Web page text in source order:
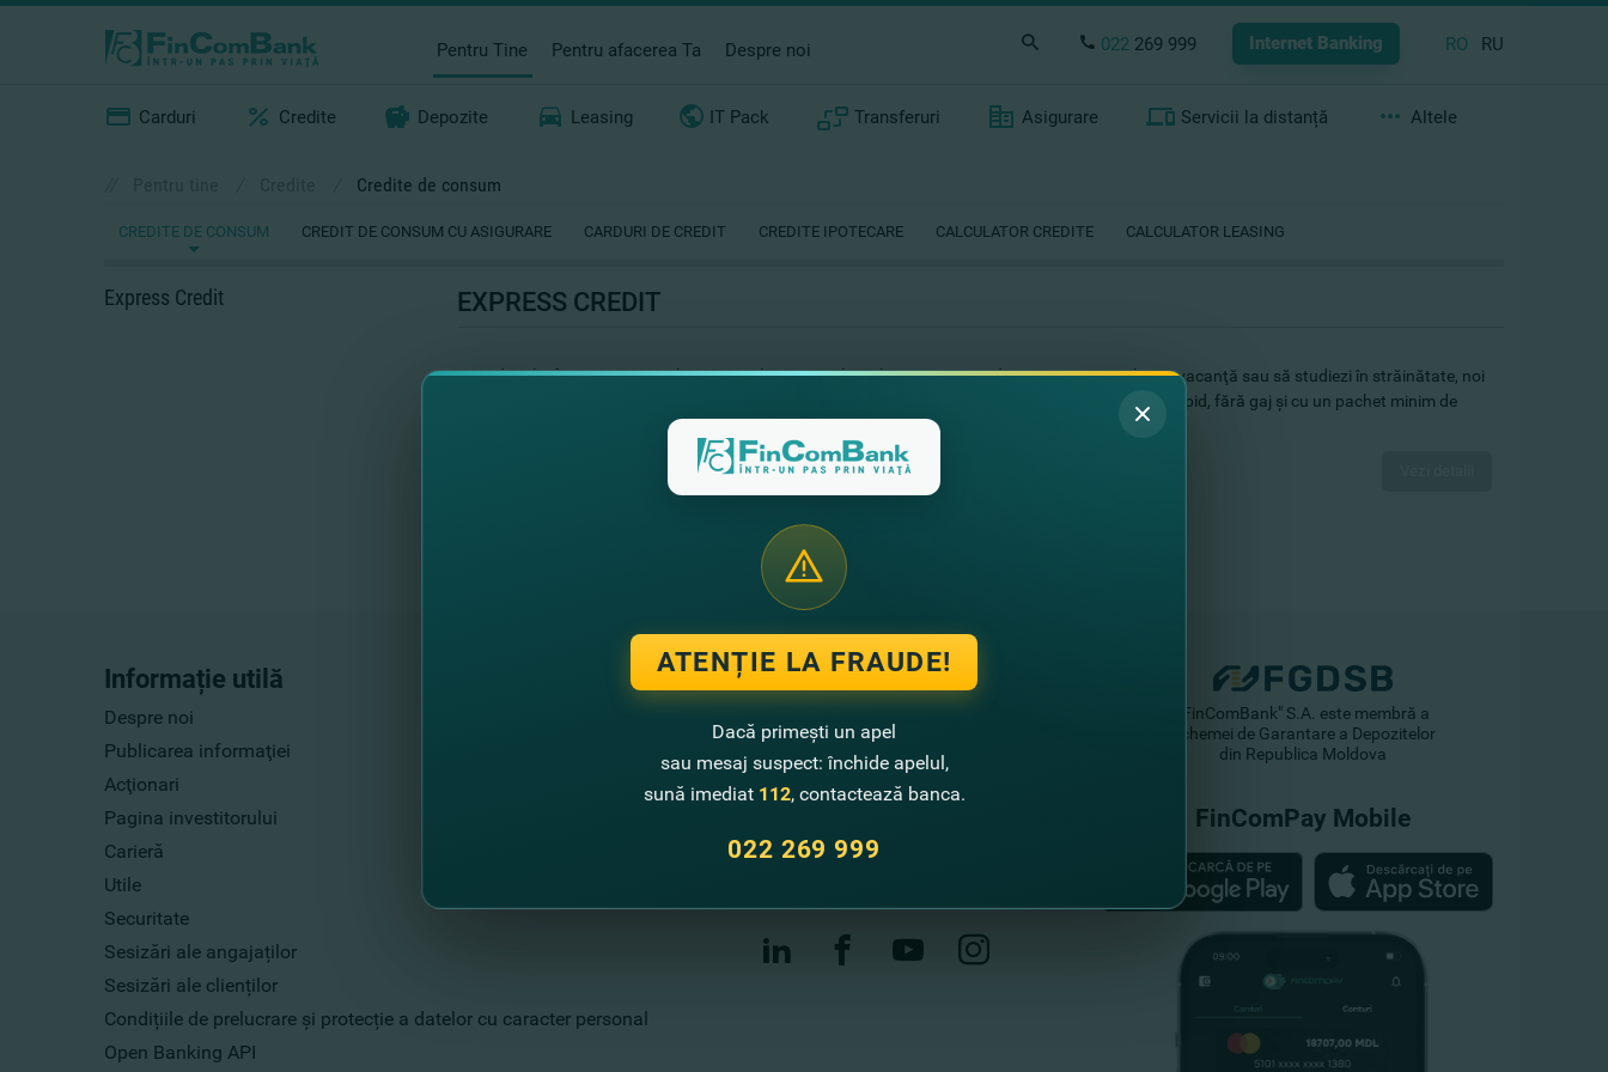
Pentru Tine Pentru afacerea Ta Despre noi 022 269 999 Internet Banking RO RU
Carduri Credite Depozite Leasing IT Pack Transferuri Asigurare Servicii la distanță Altele
Credite de consum
CREDITE DE CONSUM CREDIT DE CONSUM CU ASIGURARE CARDURI DE CREDIT CREDITE IPOTECARE CALCULATOR CREDITE CALCULATOR LEASING
Express Credit EXPRESS CREDIT
Produsul a fost creat special pentru realizarea viselor tale! Dacă vrei să decorezi casa, să pleci în vacanţă sau să studiezi în străinătate, noi
îţi stăm la dispoziţie, cu Creditul pentru nevoi personale, prin care beneficiezi de suma necesară rapid, fără gaj şi cu un pachet minim de
Informație utilă
Despre noi
Publicarea informaţiei
Acţionari
Pagina investitorului
Carieră
Utile
Securitate
Sesizări ale angajaților
Sesizări ale clienților
Condițiile de prelucrare și protecție a datelor cu caracter personal
Open Banking API
Contactează-ne
022 269 999
Sugestii de îmbunătățire
Sucursale și bancomate
"FinComBank" S.A. este membră a
Schemei de Garantare a Depozitelor
din Republica Moldova
FinComPay Mobile
ATENȚIE LA FRAUDE!
Dacă primești un apel
sau mesaj suspect: închide apelul,
sună imediat 112, contactează banca.
022 269 999